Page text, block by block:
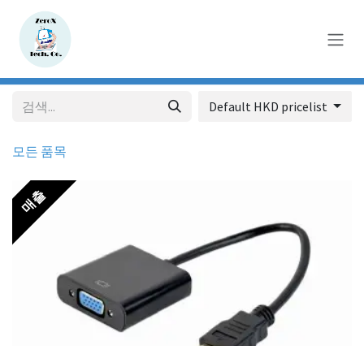
콘텐츠로 건너뛰기
모든 품목
Default HKD pricelist
매출